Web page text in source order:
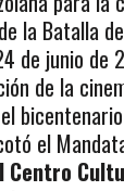
la Batalla
de junio de
de la
el
Centro